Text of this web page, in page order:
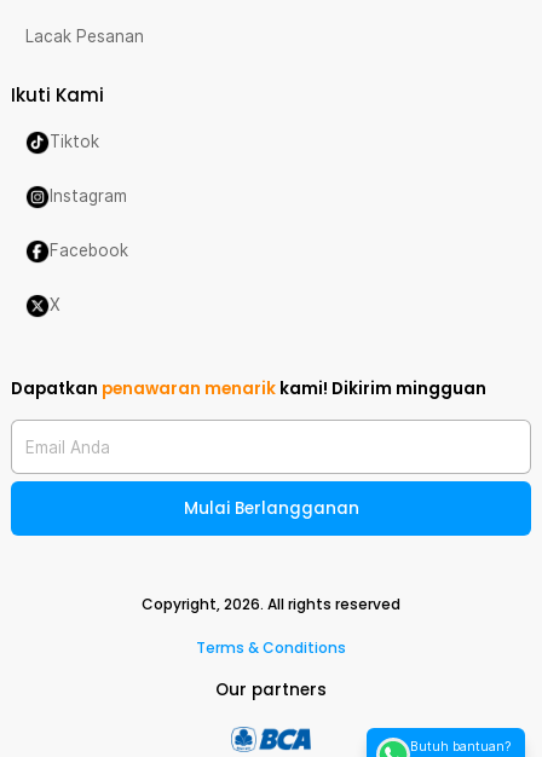
Lacak Pesanan
Ikuti Kami
Tiktok
Instagram
Facebook
X
Dapatkan penawaran menarik kami! Dikirim mingguan
Email Anda
Mulai Berlangganan
Copyright,2026. All rights reserved
Terms & Conditions
Our partners
Butuh bantuan?